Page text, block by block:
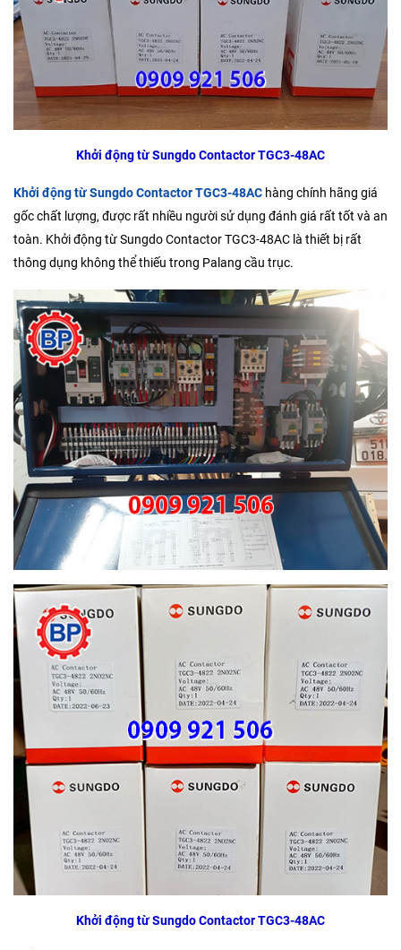
Khởi động từ Sungdo Contactor TGC3-48AC
Khởi động từ Sungdo Contactor TGC3-48AC hàng chính hãng giá
gốc chất lượng, được rất nhiều người sử dụng đánh giá rất tốt và an
toàn. Khởi động từ Sungdo Contactor TGC3-48AC là thiết bị rất
thông dụng không thể thiếu trong Palang cầu trục.
Khởi động từ Sungdo Contactor TGC3-48AC